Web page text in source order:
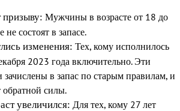
призыву: Мужчины в возрасте от 18 до
не состоят в запасе.
изменения: Тех, кому исполнилось
2023 года включительно. Эти
в запас по старым правилам, и
обратной силы.
увеличился: Для тех, кому 27 лет